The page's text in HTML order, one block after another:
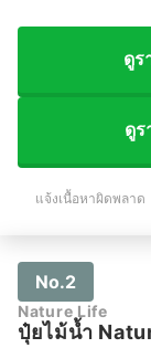
ดูร
ดูร
แจ้งเนื้อหาผิดพลาด
No.2
Nature Life
ปุ๋ยไม้น้ำ